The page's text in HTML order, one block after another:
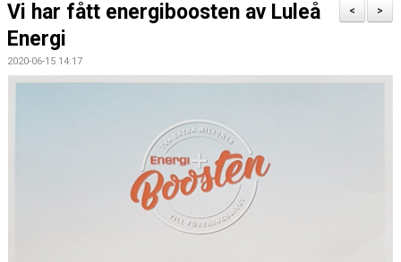
VÅRA LAG OCH TRÄNARE
>
<
Vi har fått energiboosten av Luleå
Energi
2020-06-15 14:17